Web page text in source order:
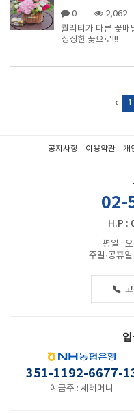
0
2,062
퀄리티가 다른 꽃배
싱싱한 꽃으로!!!
1
공지사항 이용약관 개
02-
H.P :
평일 :
주말·공휴
351-1192-6677-
예금주 : 세레머니